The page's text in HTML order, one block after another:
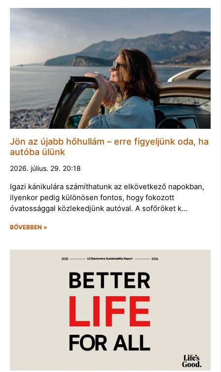
Jön az újabb hőhullám – erre figyeljünk oda, ha
autóba ülünk
2026. július. 29. 20:18
Igazi kánikulára számíthatunk az elkövetkező napokban,
ilyenkor pedig különösen fontos, hogy fokozott
óvatossággal közlekedjünk autóval. A sofőröket k…
BŐVEBBEN »